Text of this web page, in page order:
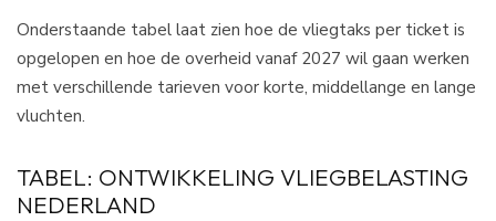
Onderstaande tabel laat zien hoe de vliegtaks per ticket is
opgelopen en hoe de overheid vanaf 2027 wil gaan werken
met verschillende tarieven voor korte, middellange en lange
vluchten.​
TABEL: ONTWIKKELING VLIEGBELASTING
NEDERLAND